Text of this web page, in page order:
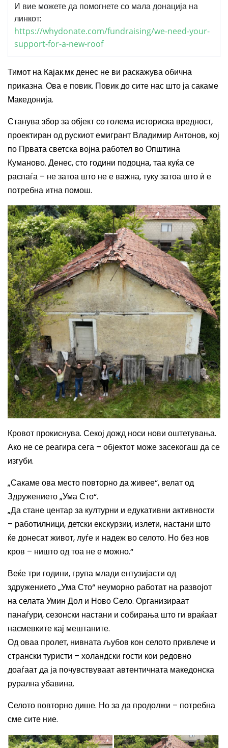
И вие можете да помогнете со мала донација на
линкот:
https://whydonate.com/fundraising/we-need-your-
support-for-a-new-roof
Тимот на Кајак.мк денес не ви раскажува обична
приказна. Ова е повик. Повик до сите нас што ја сакаме
Македонија.
Станува збор за објект со голема историска вредност,
проектиран од рускиот емигрант Владимир Антонов, кој
по Првата светска војна работел во Општина
Куманово. Денес, сто години подоцна, таа куќа се
распаѓа – не затоа што не е важна, туку затоа што ѝ е
потребна итна помош.
Кровот прокиснува. Секој дожд носи нови оштетувања.
Ако не се реагира сега – објектот може засекогаш да се
изгуби.
„Сакаме ова место повторно да живее“, велат од
Здружението „Ума Сто“.
„Да стане центар за културни и едукативни активности
– работилници, детски екскурзии, излети, настани што
ќе донесат живот, луѓе и надеж во селото. Но без нов
кров – ништо од тоа не е можно.“
Веќе три години, група млади ентузијасти од
здружението „Ума Сто“ неуморно работат на развојот
на селата Умин Дол и Ново Село. Организираат
панаѓури, сезонски настани и собирања што ги враќаат
насмевките кај мештаните.
Од оваа пролет, нивната љубов кон селото привлече и
странски туристи – холандски гости кои редовно
доаѓаат да ја почувствуваат автентичната македонска
рурална убавина.
Селото повторно дише. Но за да продолжи – потребна
сме сите ние.